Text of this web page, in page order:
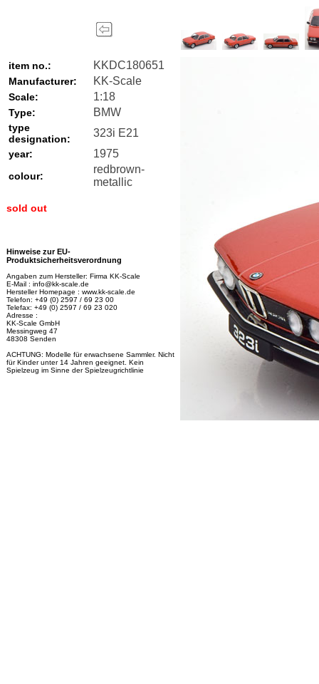
item no.: KKDC180651
Manufacturer: KK-Scale
Scale: 1:18
Type: BMW
type
designation:
323i E21
year: 1975
colour:
redbrown-
metallic
sold out
Hinweise zur EU-
Produktsicherheitsverordnung
Angaben zum Hersteller: Firma KK-Scale
E-Mail : info@kk-scale.de
Hersteller Homepage : www.kk-scale.de
Telefon: +49 (0) 2597 / 69 23 00
Telefax: +49 (0) 2597 / 69 23 020
Adresse :
KK-Scale GmbH
Messingweg 47
48308 Senden
ACHTUNG: Modelle für erwachsene Sammler. Nicht
für Kinder unter 14 Jahren geeignet. Kein
Spielzeug im Sinne der Spielzeugrichtlinie